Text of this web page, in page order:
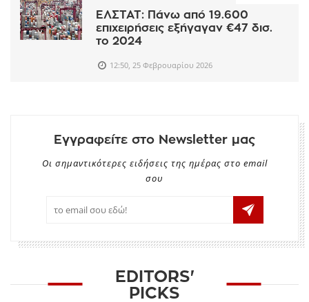
ΕΛΣΤΑΤ: Πάνω από 19.600
επιχειρήσεις εξήγαγαν €47 δισ.
το 2024
12:50, 25 Φεβρουαρίου 2026
Εγγραφείτε στο Newsletter μας
Οι σημαντικότερες ειδήσεις της ημέρας στο email
σου
EDITORS'
PICKS